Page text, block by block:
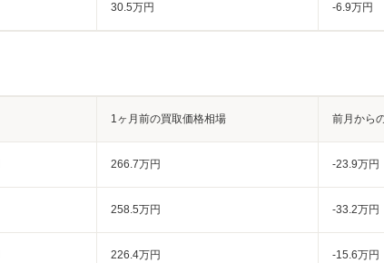
30.5万円 -6.9万円
1ヶ月前の買取価格相場 前月から
266.7万円 -23.9万円
258.5万円 -33.2万円
226.4万円 -15.6万円